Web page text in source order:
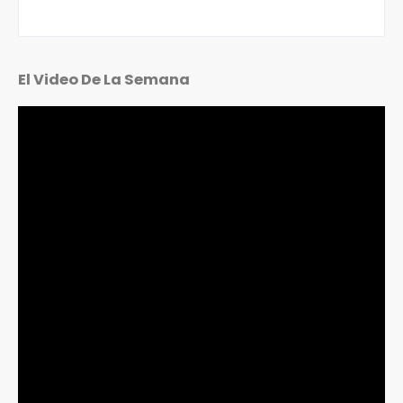
El Video De La Semana